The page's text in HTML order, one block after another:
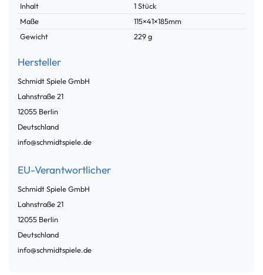
Inhalt
1 Stück
Maße
115×41×185mm
Gewicht
229 g
Hersteller
Schmidt Spiele GmbH
Lahnstraße21
12055 Berlin
Deutschland
info@schmidtspiele.de
EU-Verantwortlicher
Schmidt Spiele GmbH
Lahnstraße21
12055 Berlin
Deutschland
info@schmidtspiele.de